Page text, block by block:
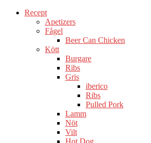
Recept
Apetizers
Fågel
Beer Can Chicken
Kött
Burgare
Ribs
Gris
iberico
Ribs
Pulled Pork
Lamm
Nöt
Vilt
Hot Dog